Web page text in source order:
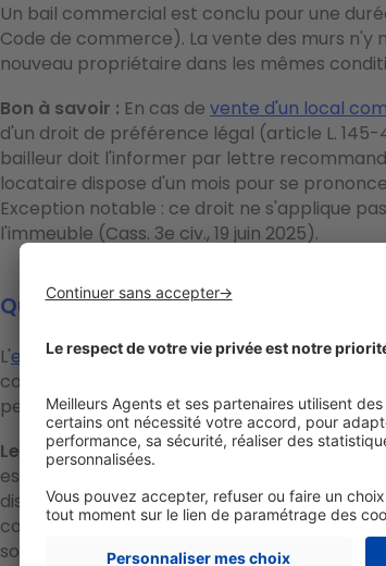
Un bail commercial est conclu pour une
Code de commerce). La vente des murs n'y
nouveau propriétaire dans les mêmes
Bon à savoir : En cas de vente d'un local
d'un droit de préférence légal (article L.
bailleur doit l'informer par lettre
locataire dispose d'un mois pour se
Exception notable : ce droit ne s'applique
l'immeuble (Cass. 3e civ., 19 juin 2025).
Qui contacter pour faire estimer
L'estimation d'un local commercialest une
connaissance du marché immobilier
peuvent vous accompagner.
Les agences immobilières spécialisées
estimations gratuitement, dans l'espoir
disposent de bases de données de
connaissance des taux de rendement
sollicitez plusieurs agences et comparez